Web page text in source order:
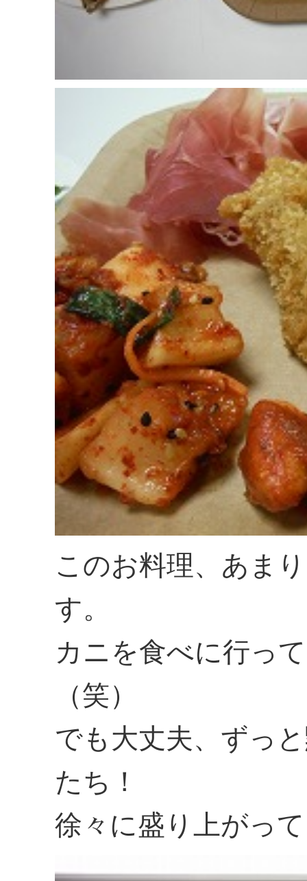
このお料理、あま
す。
カニを食べに行っ
（笑）
でも大丈夫、ずっ
たち！
徐々に盛り上がっ